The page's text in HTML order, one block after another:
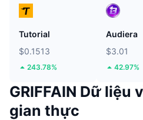
Tutorial
$0.1513
243.78%
Audiera
$3.01
42.97%
GRIFFAIN Dữ liệu
gian thực